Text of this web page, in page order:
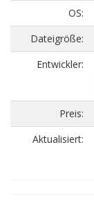
OS:
Dateigröße:
Entwickler:
Preis:
Aktualisiert: